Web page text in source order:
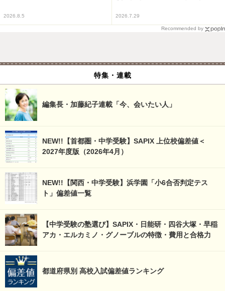
2026.8.5 2026.7.29
Recommended by
特集・連載
編集長・加藤紀子連載「今、会いたい人」
NEW!!【首都圏・中学受験】SAPIX 上位校偏差値＜
2027年度版（2026年4月）
NEW!!【関西・中学受験】浜学園「小6合否判定テス
ト」偏差値一覧
【中学受験の塾選び】SAPIX・日能研・四谷大塚・早稲
アカ・エルカミノ・グノーブルの特徴・費用と合格力
都道府県別 高校入試偏差値ランキング